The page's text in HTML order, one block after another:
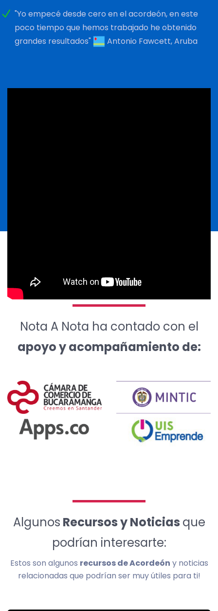
"Yo empecé desde cero en el acordeón, en este
poco tiempo que hemos trabajado he obtenido
grandes resultados"
Antonio Fawcett, Aruba
Nota A Nota ha contado con el
apoyo y acompañamiento de:
Algunos Recursos y Noticias que
podrían interesarte:
Estos son algunos recursos de Acordeón y noticias
relacionadas que podrían ser muy útiles para ti!